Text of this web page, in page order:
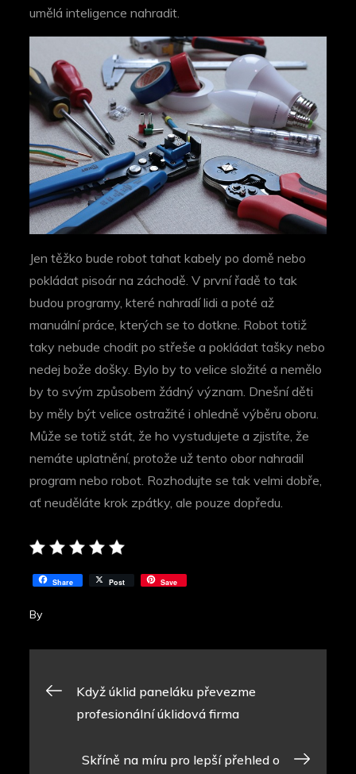
umělá inteligence nahradit.
Jen těžko bude robot tahat kabely po domě nebo
pokládat pisoár na záchodě. V první řadě to tak
budou programy, které nahradí lidi a poté až
manuální práce, kterých se to dotkne. Robot totiž
taky nebude chodit po střeše a pokládat tašky nebo
nedej bože došky. Bylo by to velice složité a nemělo
by to svým způsobem žádný význam. Dnešní děti
by měly být velice ostražité i ohledně výběru oboru.
Může se totiž stát, že ho vystudujete a zjistíte, že
nemáte uplatnění, protože už tento obor nahradil
program nebo robot. Rozhodujte se tak velmi dobře,
ať neuděláte krok zpátky, ale pouze dopředu.
Share Post Save
By
Navigace
pro
Když úklid paneláku převezme
profesionální úklidová firma
Skříně na míru pro lepší přehled o